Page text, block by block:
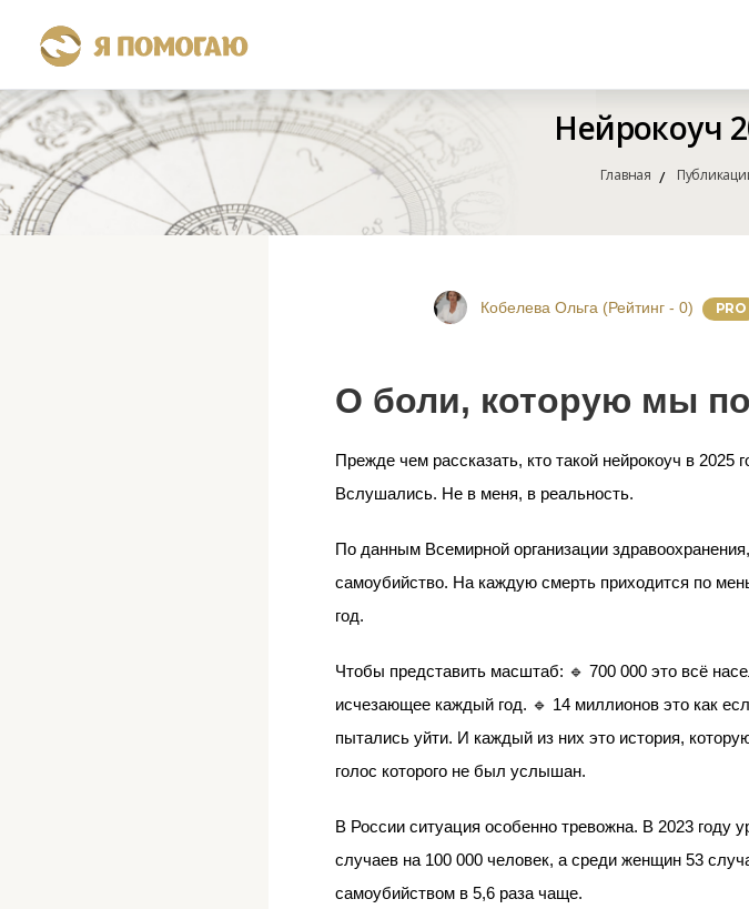
Нейрокоуч
Главная
Кобелева Ольга (Рейтинг - 0) PRO
О боли, которую мы
Прежде чем рассказать, кто такой нейрокоуч в
Вслушались. Не в меня, в реальность.
По данным Всемирной организации
самоубийство. На каждую смерть приходится по
год.
Чтобы представить масштаб: 🔹 700 000 это всё
исчезающее каждый год. 🔹 14 миллионов это как
пытались уйти. И каждый из них это история,
голос которого не был услышан.
В России ситуация особенно тревожна. В 2023 году
случаев на 100 000 человек, а среди женщин 53
самоубийством в 5,6 раза чаще.